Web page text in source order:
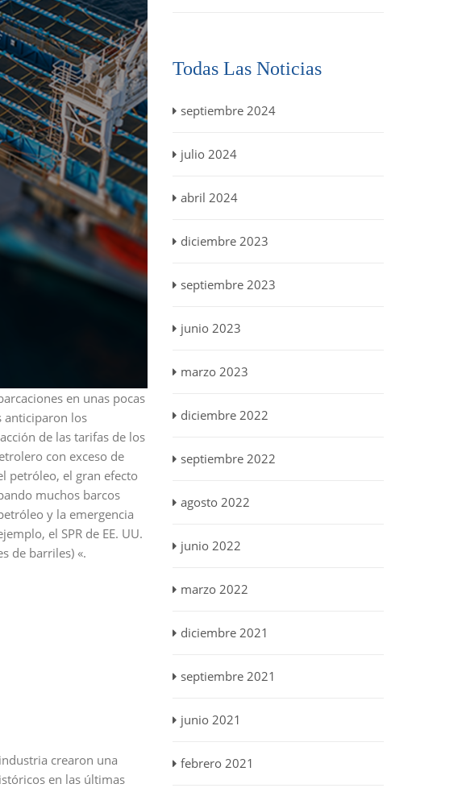
en unas pocas
anticiparon los
de las tarifas de los
con exceso de
petróleo, el gran efecto
muchos barcos
y la emergencia
el SPR de EE. UU.
de barriles) «.
crearon una
en las últimas
Todas Las Noticias
septiembre 2024
julio 2024
abril 2024
diciembre 2023
septiembre 2023
junio 2023
marzo 2023
diciembre 2022
septiembre 2022
agosto 2022
junio 2022
marzo 2022
diciembre 2021
septiembre 2021
junio 2021
febrero 2021